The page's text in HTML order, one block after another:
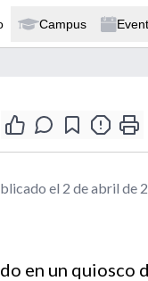
Campus
el 2 de abril de
en un quiosco